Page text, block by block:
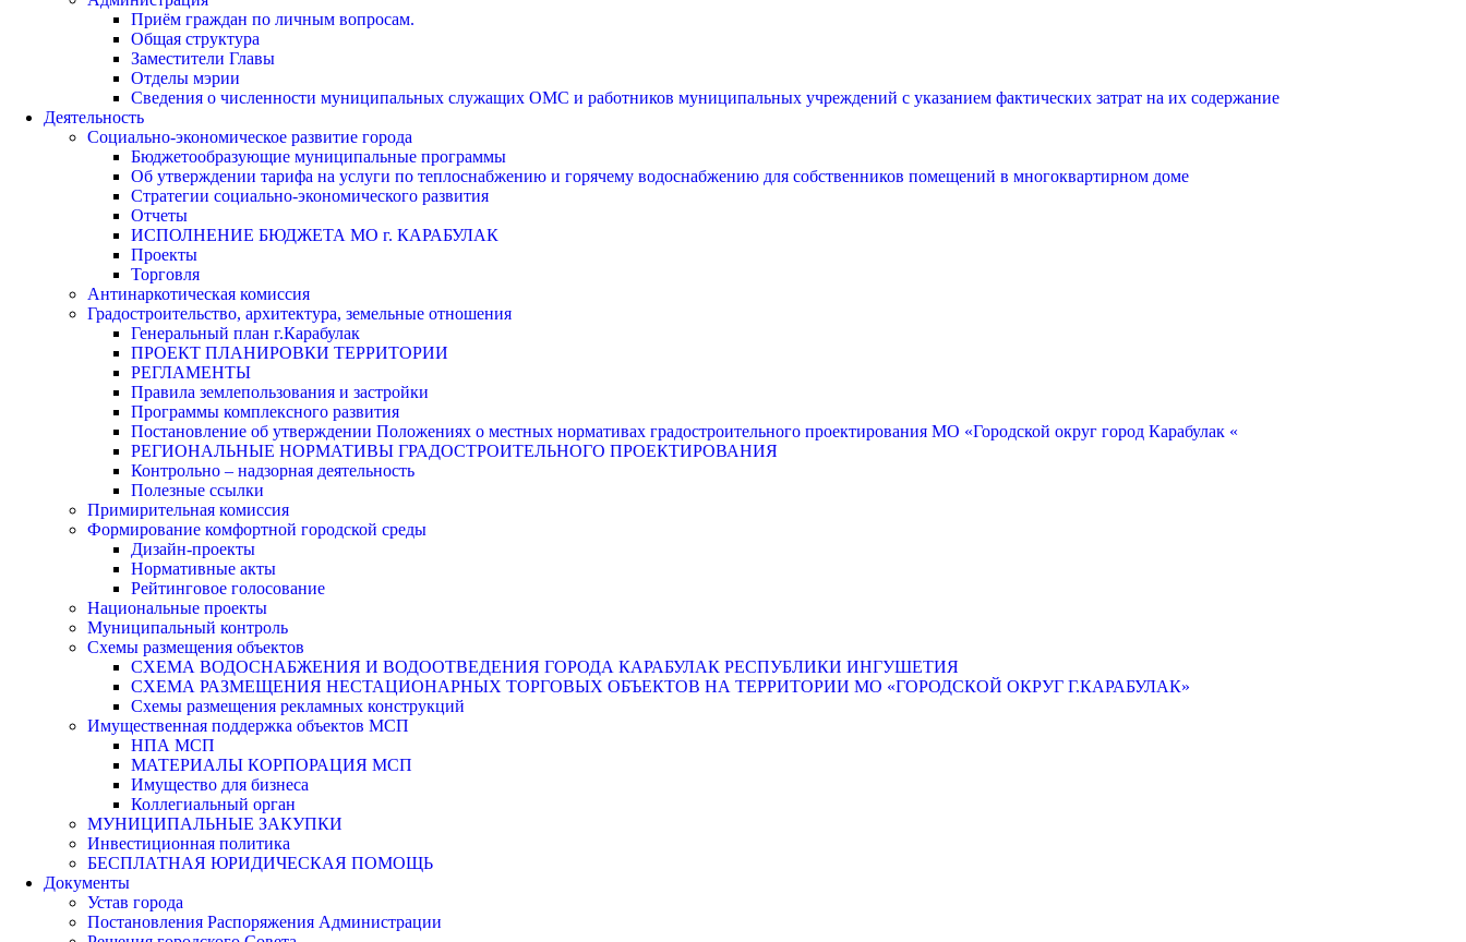
Приём граждан по личным вопросам.
Общая структура
Заместители Главы
Отделы мэрии
Сведения о численности муниципальных служащих ОМС и работников муниципальных учреждений с указанием фактических затрат на их содержание
Деятельность
Социально-экономическое развитие города
Бюджетообразующие муниципальные программы
Об утверждении тарифа на услуги по теплоснабжению и горячему водоснабжению для собственников помещений в многоквартирном доме
Стратегии социально-экономического развития
Отчеты
ИСПОЛНЕНИЕ БЮДЖЕТА МО г. КАРАБУЛАК
Проекты
Торговля
Антинаркотическая комиссия
Градостроительство, архитектура, земельные отношения
Генеральный план г.Карабулак
ПРОЕКТ ПЛАНИРОВКИ ТЕРРИТОРИИ
РЕГЛАМЕНТЫ
Правила землепользования и застройки
Программы комплексного развития
Постановление об утверждении Положениях о местных нормативах градостроительного проектирования МО «Городской округ город Карабулак «
РЕГИОНАЛЬНЫЕ НОРМАТИВЫ ГРАДОСТРОИТЕЛЬНОГО ПРОЕКТИРОВАНИЯ
Контрольно – надзорная деятельность
Полезные ссылки
Примирительная комиссия
Формирование комфортной городской среды
Дизайн-проекты
Нормативные акты
Рейтинговое голосование
Национальные проекты
Муниципальный контроль
Схемы размещения объектов
СХЕМА ВОДОСНАБЖЕНИЯ И ВОДООТВЕДЕНИЯ ГОРОДА КАРАБУЛАК РЕСПУБЛИКИ ИНГУШЕТИЯ
СХЕМА РАЗМЕЩЕНИЯ НЕСТАЦИОНАРНЫХ ТОРГОВЫХ ОБЪЕКТОВ НА ТЕРРИТОРИИ МО «ГОРОДСКОЙ ОКРУГ Г.КАРАБУЛАК»
Схемы размещения рекламных конструкций
Имущественная поддержка объектов МСП
НПА МСП
МАТЕРИАЛЫ КОРПОРАЦИЯ МСП
Имущество для бизнеса
Коллегиальный орган
МУНИЦИПАЛЬНЫЕ ЗАКУПКИ
Инвестиционная политика
БЕСПЛАТНАЯ ЮРИДИЧЕСКАЯ ПОМОЩЬ
Документы
Устав города
Постановления Распоряжения Администрации